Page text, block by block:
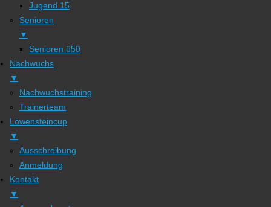
Jugend 15
Senioren
▼
Senioren ü50
Nachwuchs
▼
Nachwuchstraining
Trainerteam
Löwensteincup
▼
Ausschreibung
Anmeldung
Kontakt
▼